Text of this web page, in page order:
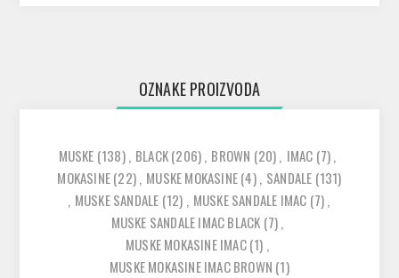
OZNAKE PROIZVODA
MUSKE (138), BLACK(206), BROWN (20), IMAC (7),
MOKASINE(22), MUSKE MOKASINE(4), SANDALE (131)
, MUSKE SANDALE (12) , MUSKE SANDALE IMAC (7),
MUSKE SANDALE IMAC BLACK (7),
MUSKE MOKASINE IMAC(1) ,
MUSKE MOKASINE IMAC BROWN (1)